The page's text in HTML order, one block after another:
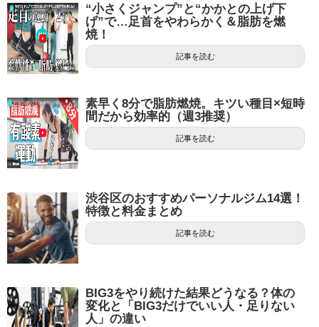
“小さくジャンプ”と“かかとの上げ下
げ”で…足首をやわらかく＆脂肪を燃
焼！
記事を読む
素早く8分で脂肪燃焼。キツい種目×短時
間だから効率的（週3推奨）
記事を読む
渋谷区のおすすめパーソナルジム14選！
特徴と料金まとめ
記事を読む
BIG3をやり続けた結果どうなる？体の
変化と「BIG3だけでいい人・足りない
人」の違い